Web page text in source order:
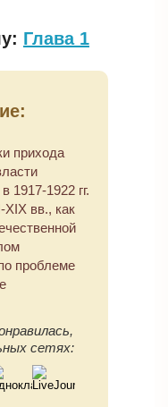
Глава 1
прихода
1917-1922 гг.
XIX вв., как
проблеме
сетях: